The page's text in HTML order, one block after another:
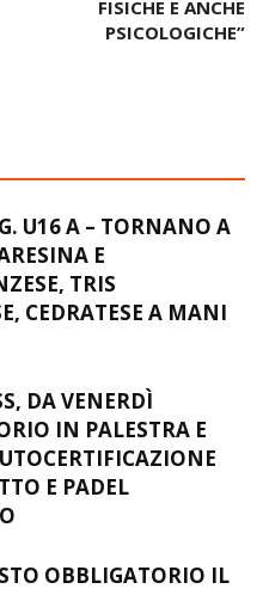
FISICHE E ANCHE
PSICOLOGICHE”
U16 A – TORNANO A
E
TRIS
CEDRATESE A MANI
DA VENERDÌ
IN PALESTRA E
E PADEL
OBBLIGATORIO IL